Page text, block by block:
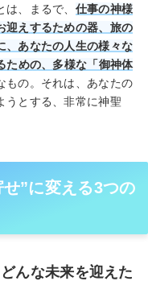
、まるで、 仕事の神様
迎えするための器、旅の
、あなたの人生の様々な
ための、多様な「御神体
もの。それは、あなたの
うとする、非常に神聖
”に変える3つの
んな未来を迎えた